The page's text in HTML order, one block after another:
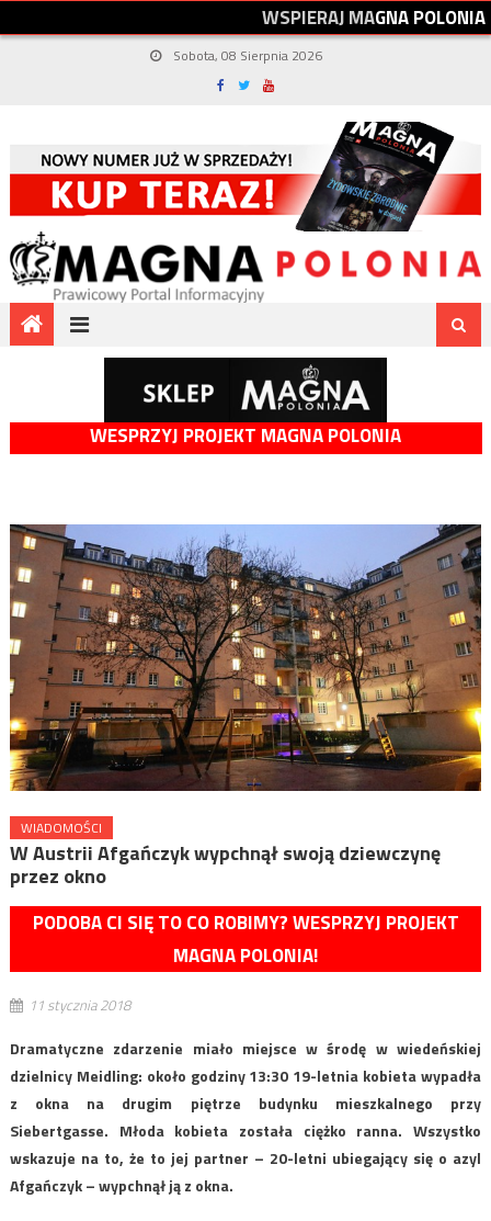
WSPIERAJMAGNAPOLONIA
Sobota, 08 Sierpnia 2026
WESPRZYJ PROJEKT MAGNA POLONIA
WIADOMOŚCI
W Austrii Afgańczyk wypchnął swoją dziewczynę
przez okno
PODOBA CI SIĘ TO CO ROBIMY? WESPRZYJ PROJEKT
MAGNA POLONIA!
11 stycznia 2018
Dramatyczne zdarzenie miało miejsce w środę w wiedeńskiej
dzielnicy Meidling: około godziny 13:30 19-letnia kobieta wypadła
z okna na drugim piętrze budynku mieszkalnego przy
Siebertgasse. Młoda kobieta została ciężko ranna. Wszystko
wskazuje na to, że to jej partner – 20-letni ubiegający się o azyl
Afgańczyk – wypchnął ją z okna.